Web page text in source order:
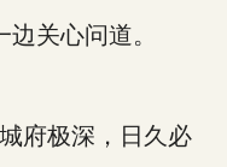
关心问道。
府极深，日久必